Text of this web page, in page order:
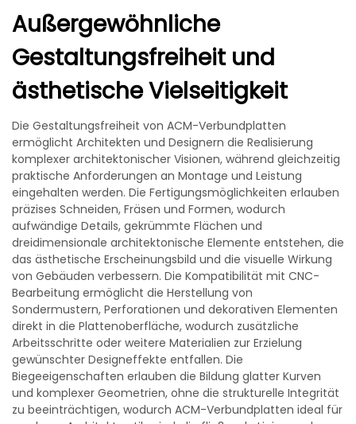
Außergewöhnliche
Gestaltungsfreiheit und
ästhetische Vielseitigkeit
Die Gestaltungsfreiheit von ACM-Verbundplatten
ermöglicht Architekten und Designern die Realisierung
komplexer architektonischer Visionen, während gleichzeitig
praktische Anforderungen an Montage und Leistung
eingehalten werden. Die Fertigungsmöglichkeiten erlauben
präzises Schneiden, Fräsen und Formen, wodurch
aufwändige Details, gekrümmte Flächen und
dreidimensionale architektonische Elemente entstehen, die
das ästhetische Erscheinungsbild und die visuelle Wirkung
von Gebäuden verbessern. Die Kompatibilität mit CNC-
Bearbeitung ermöglicht die Herstellung von
Sondermustern, Perforationen und dekorativen Elementen
direkt in die Plattenoberfläche, wodurch zusätzliche
Arbeitsschritte oder weitere Materialien zur Erzielung
gewünschter Designeffekte entfallen. Die
Biegeeigenschaften erlauben die Bildung glatter Kurven
und komplexer Geometrien, ohne die strukturelle Integrität
zu beeinträchtigen, wodurch ACM-Verbundplatten ideal für